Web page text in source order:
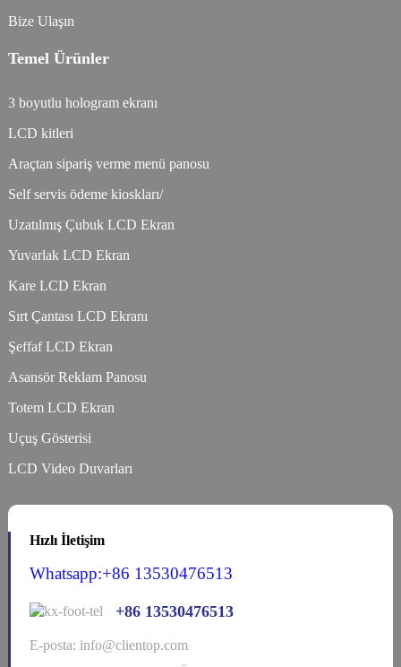
Bize Ulaşın
Temel Ürünler
3 boyutlu hologram ekranı
LCD kitleri
Araçtan sipariş verme menü panosu
Self servis ödeme kioskları/
Uzatılmış Çubuk LCD Ekran
Yuvarlak LCD Ekran
Kare LCD Ekran
Sırt Çantası LCD Ekranı
Şeffaf LCD Ekran
Asansör Reklam Panosu
Totem LCD Ekran
Uçuş Gösterisi
LCD Video Duvarları
Hızlı İletişim
Whatsapp:+86 13530476513
+86 13530476513
E-posta: info@clientop.com